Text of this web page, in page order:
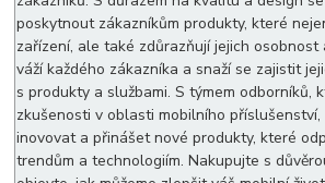
poskytnout zákazníkům produkty, které
zařízení, ale také zdůrazňují jejich osobnost
váží každého zákazníka a snaží se zajistit
s produkty a službami. S týmem odborníků,
zkušenosti v oblasti mobilního
inovovat a přinášet nové produkty, které
trendům a technologiím. Nakupujte s